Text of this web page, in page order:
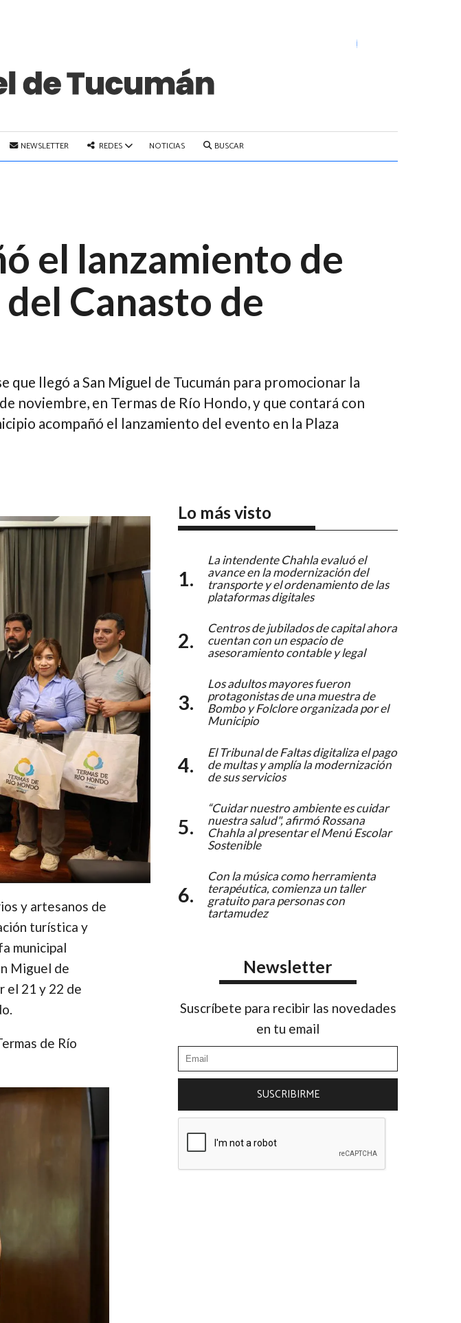
NEWSLETTER REDES NOTICIAS BUSCAR
el lanzamiento de
Canasto de
llegó a San Miguel de Tucumán para promocionar la
noviembre, en Termas de Río Hondo, y que contará con
acompañó el lanzamiento del evento en la Plaza
y artesanos de
turística y
municipal
Miguel de
el 21 y 22 de
de Río
Lo más visto
La intendente Chahla evaluó el
avance en la modernización del
transporte y el ordenamiento de las
plataformas digitales
Centros de jubilados de capital ahora
cuentan con un espacio de
asesoramiento contable y legal
Los adultos mayores fueron
protagonistas de una muestra de
Bombo y Folclore organizada por el
Municipio
El Tribunal de Faltas digitaliza el pago
de multas y amplía la modernización
de sus servicios
“Cuidar nuestro ambiente es cuidar
nuestra salud", afirmó Rossana
Chahla al presentar el Menú Escolar
Sostenible
Con la música como herramienta
terapéutica, comienza un taller
gratuito para personas con
tartamudez
Newsletter
Suscríbete para recibir las novedades
en tu email
SUSCRIBIRME